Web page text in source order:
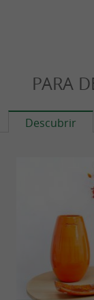
PARA
Descubrir